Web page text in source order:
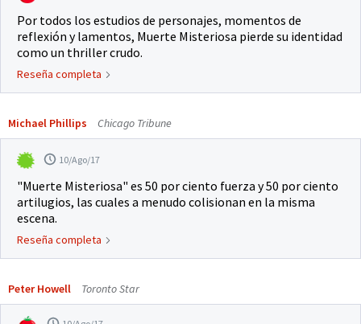
Por todos los estudios de personajes, momentos de
reflexión y lamentos, Muerte Misteriosa pierde su identidad
como un thriller crudo.
Reseña completa
Michael Phillips Chicago Tribune
10/Ago/17
"Muerte Misteriosa" es 50 por ciento fuerza y 50 por ciento
artilugios, las cuales a menudo colisionan en la misma
escena.
Reseña completa
Peter Howell Toronto Star